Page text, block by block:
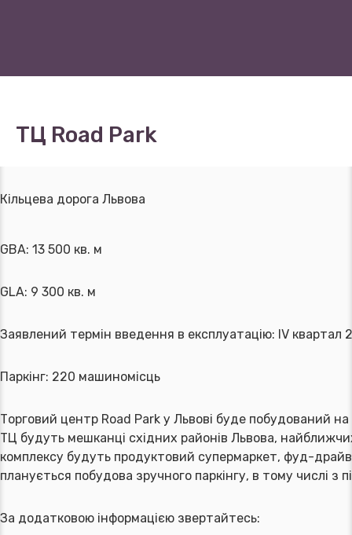
ТЦ Road Park
Кільцева дорога Львова
GBA: 13 500 кв. м
GLA: 9 300 кв. м
Заявлений термін введення в експлуатацію: IV квартал
Паркінг: 220 машиномісць
Торговий центр Road Park у Львові буде побудований
ТЦ будуть мешканці східних районів Львова,
комплексу будуть продуктовий супермаркет, фуд-
планується побудова зручного паркінгу, в тому числі
За додатковою інформацією звертайтесь: